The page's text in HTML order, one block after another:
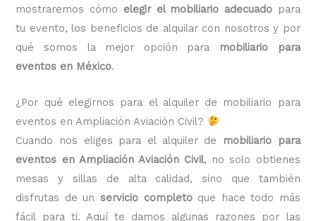
mostraremos cómo elegir el mobiliario adecuadopara
tu evento, los beneficios de alquilar con nosotros y por
qué somos la mejor opción para
mobiliario para
eventos en México.
¿Por qué elegirnos para el alquiler de mobiliario para
eventos en Ampliación Aviación Civil?
Cuando nos eliges para el alquiler de
mobiliario para
eventos en Ampliación Aviación Civil, no solo obtienes
mesas y sillas de alta calidad, sino que también
disfrutas de un servicio completoque hace todo más
fácil para ti. Aquí te damos algunas razones por las